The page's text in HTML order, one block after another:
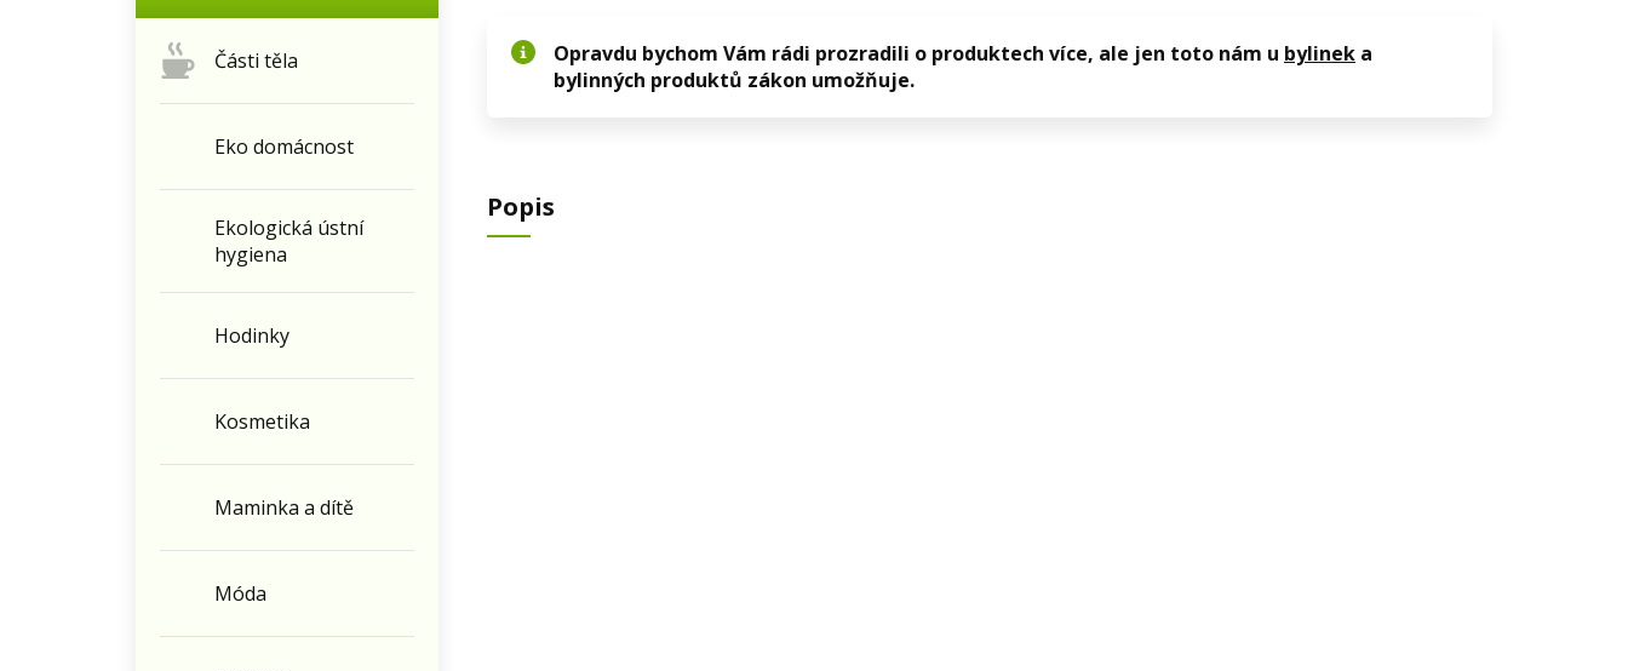
Opravdu bychom Vám rádi prozradili o produktech více, ale jen toto nám u bylinek a
bylinných produktů zákon umožňuje.
Popis
Části těla
Eko domácnost
Ekologická ústní
hygiena
Hodinky
Kosmetika
Maminka a dítě
Móda